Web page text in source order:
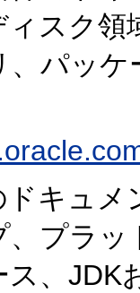
ィスク領
、パッ
ドキュ
、プラ
ス、JDK